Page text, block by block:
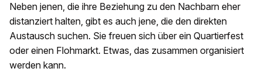
Neben jenen, die ihre Beziehung zu den Nachbarn eher
distanziert halten, gibt es auch jene, die den direkten
Austausch suchen. Sie freuen sich über ein Quartierfest
oder einen Flohmarkt. Etwas, das zusammen organisiert
werden kann.